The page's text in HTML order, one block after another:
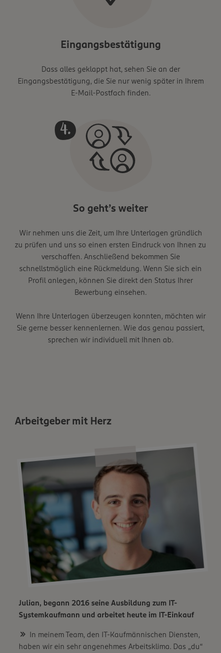
Eingangsbestätigung
Dass alles geklappt hat, sehen Sie an der
Eingangsbestätigung, die Sie nur wenig später in Ihrem
E-Mail-Postfach finden.
So geht’s weiter
Wir nehmen uns die Zeit, um Ihre Unterlagen gründlich
zu prüfen und uns so einen ersten Eindruck von Ihnen zu
verschaffen. Anschließend bekommen Sie
schnellstmöglich eine Rückmeldung. Wenn Sie sich ein
Profil anlegen, können Sie direkt den Status Ihrer
Bewerbung einsehen.
Wenn Ihre Unterlagen überzeugen konnten, möchten wir
Sie gerne besser kennenlernen. Wie das genau passiert,
sprechen wir individuell mit Ihnen ab.
Arbeitgeber mit Herz
Julian, begann 2016 seine Ausbildung zum IT-
Systemkaufmann und arbeitet heute im IT-Einkauf
In meinem Team, den IT-Kaufmännischen Diensten,
haben wir ein sehr angenehmes Arbeitsklima. Das „du“